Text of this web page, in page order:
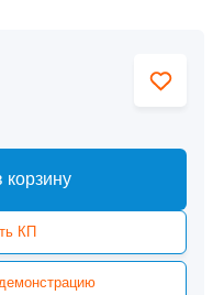
корзину
КП